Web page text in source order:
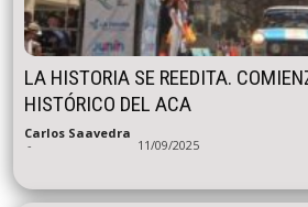
LA HISTORIA SE REEDITA.
HISTÓRICO DEL ACA
Carlos Saavedra
- 11/09/2025